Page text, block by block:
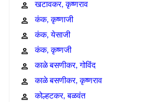
खटावकर, कृष्णराव
कंक, कृष्णाजी
कंक, येसाजी
कंक, कृष्णजी
काळे बसणीकर, गोविंद
काळे बसणीकर, कृष्णराव
कोल्हटकर, बळवंत